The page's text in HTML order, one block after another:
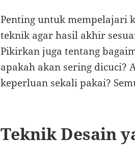
Penting untuk mempelajari
teknik agar hasil akhir
Pikirkan juga tentang
apakah akan sering dicuci?
keperluan sekali pakai?
Teknik Desain